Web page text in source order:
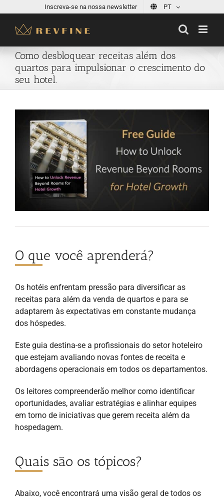
content
Inscreva-se na nossa newsletter PT
Como desbloquear receitas além dos
quartos para impulsionar o crescimento do
seu hotel.
Larger
Image
O que você aprenderá?
Os hotéis enfrentam pressão para diversificar as
receitas para além da venda de quartos e para se
adaptarem às expectativas em constante mudança
dos hóspedes.
Este guia destina-se a profissionais do setor hoteleiro
que estejam avaliando novas fontes de receita e
abordagens operacionais em todos os departamentos.
Os leitores compreenderão melhor como identificar
oportunidades, avaliar estratégias e alinhar equipes
em torno de iniciativas que gerem receita além da
hospedagem.
Quais são os tópicos?
Abaixo, você encontrará uma visão geral de todos os